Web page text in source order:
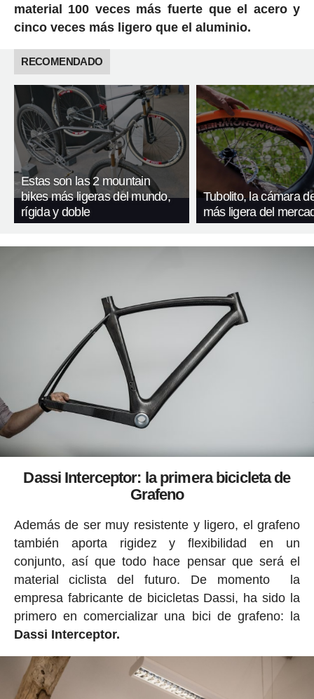
material 100 veces más fuerte que el acero y
cinco veces más ligero que el aluminio.
RECOMENDADO
Estas son las 2 mountain
bikes más ligeras del mundo,
rígida y doble
Tubolito, la cámara
más ligera del
Dassi Interceptor: la primera bicicleta de
Grafeno
Además de ser muy resistente y ligero, el grafeno
también aporta rigidez y flexibilidad en un
conjunto, así que todo hace pensar que será el
material ciclista del futuro. De momento la
empresa fabricante de bicicletas Dassi, ha sido la
primero en comercializar una bici de grafeno: la
Dassi Interceptor.